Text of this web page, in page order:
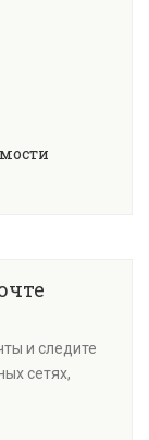
и следите
сетях,